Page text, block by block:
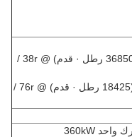
التحول جوفاء المغزل العزم 50000N · م (36850 رطل · قدم) @ 38r /
التحول جوفاء المغزل torque25000N · م (18425 رطل · قدم) @ 76r /